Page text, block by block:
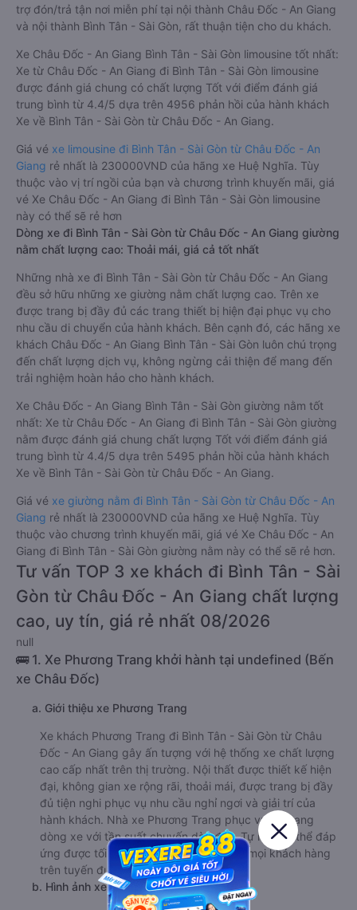
trợ đón/trả tận nơi miễn phí tại nội thành Châu Đốc - An Giang
và nội thành Bình Tân - Sài Gòn, rất thuận tiện cho du khách.
Xe Châu Đốc - An Giang Bình Tân - Sài Gòn limousine tốt nhất:
Xe từ Châu Đốc - An Giang đi Bình Tân - Sài Gòn limousine
được đánh giá chung có chất lượng Tốt với điểm đánh giá
trung bình từ 4.4/5 dựa trên 4956 phản hồi của hành khách
Xe về Bình Tân - Sài Gòn từ Châu Đốc - An Giang.
Giá vé xe limousine đi Bình Tân - Sài Gòn từ Châu Đốc - An
Giang rẻ nhất là 230000VND của hãng xe Huệ Nghĩa. Tùy
thuộc vào vị trí ngồi của bạn và chương trình khuyến mãi, giá
vé Xe Châu Đốc - An Giang đi Bình Tân - Sài Gòn limousine
này có thể sẽ rẻ hơn
Dòng xe đi Bình Tân - Sài Gòn từ Châu Đốc - An Giang giường
nằm chất lượng cao: Thoải mái, giá cả tốt nhất
Những nhà xe đi Bình Tân - Sài Gòn từ Châu Đốc - An Giang
đều sở hữu những xe giường nằm chất lượng cao. Trên xe
được trang bị đầy đủ các trang thiết bị hiện đại phục vụ cho
nhu cầu di chuyển của hành khách. Bên cạnh đó, các hãng xe
khách Châu Đốc - An Giang Bình Tân - Sài Gòn luôn chú trọng
đến chất lượng dịch vụ, không ngừng cải thiện để mang đến
trải nghiệm hoàn hảo cho hành khách.
Xe Châu Đốc - An Giang Bình Tân - Sài Gòn giường nằm tốt
nhất: Xe từ Châu Đốc - An Giang đi Bình Tân - Sài Gòn giường
nằm được đánh giá chung chất lượng Tốt với điểm đánh giá
trung bình từ 4.4/5 dựa trên 5495 phản hồi của hành khách
Xe về Bình Tân - Sài Gòn từ Châu Đốc - An Giang.
Giá vé xe giường nằm đi Bình Tân - Sài Gòn từ Châu Đốc - An
Giang rẻ nhất là 230000VND của hãng xe Huệ Nghĩa. Tùy
thuộc vào chương trình khuyến mãi, giá vé Xe Châu Đốc - An
Giang đi Bình Tân - Sài Gòn giường nằm này có thể sẽ rẻ hơn.
Tư vấn TOP 3 xe khách đi Bình Tân - Sài
Gòn từ Châu Đốc - An Giang chất lượng
cao, uy tín, giá rẻ nhất 08/2026
null
🚌 1. Xe Phương Trang khởi hành tại undefined (Bến
xe Châu Đốc)
a. Giới thiệu xe Phương Trang
Xe khách Phương Trang đi Bình Tân - Sài Gòn từ Châu
Đốc - An Giang gây ấn tượng với hệ thống xe chất lượng
cao cấp nhất trên thị trường. Nội thất được thiết kế hiện
đại, không gian xe rộng rãi, thoải mái, được trang bị đầy
đủ tiện nghi phục vụ nhu cầu nghỉ ngơi và giải trí của
hành khách. Nhà xe Phương Trang phục vụ đa dạng
dòng xe với tần suất chuyến dày đặc. Tự hào có thể đáp
ứng được tối đa nhu cầu di chuyển của mọi khách hàng
trên tuyến đường.
b. Hình ảnh xe Phương Trang